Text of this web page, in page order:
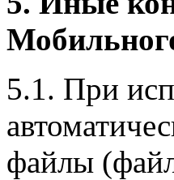
5.1. При
файлы